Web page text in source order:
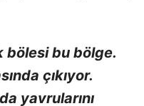
bölesi bu bölge.
çıkıyor.
yavrularını